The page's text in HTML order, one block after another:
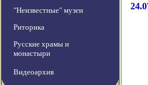
"Неизвестные" музеи
Риторика
Русские храмы и
монастыри
Видеоархив